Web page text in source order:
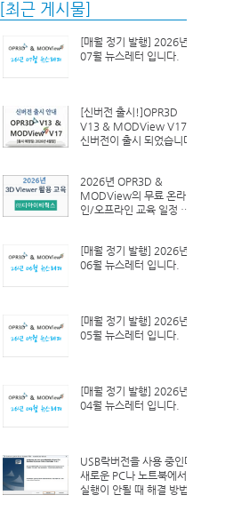
[최근 게시물]
[매월 정기 발행] 2026년
07월 뉴스레터 입니다.
[신버전 출시!]OPR3D
V13 & MODView V17
신버전이 출시 되었습니다.
2026년 OPR3D &
MODView의 무료 온라
인/오프라인 교육 일정 안
[매월 정기 발행] 2026년
06월 뉴스레터 입니다.
[매월 정기 발행] 2026년
05월 뉴스레터 입니다.
[매월 정기 발행] 2026년
04월 뉴스레터 입니다.
USB락버전을 사용 중인데
새로운 PC나 노트북에서
실행이 안될 때 해결 방법